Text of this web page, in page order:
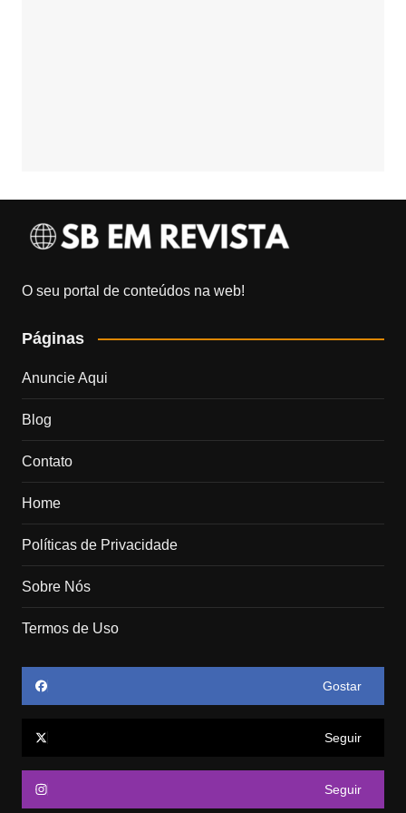
O seu portal de conteúdos na web!
Páginas
Anuncie Aqui
Blog
Contato
Home
Políticas de Privacidade
Sobre Nós
Termos de Uso
Gostar
Seguir
Seguir